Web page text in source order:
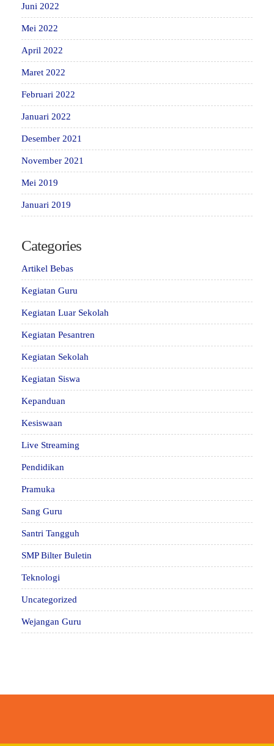
Juni 2022
Mei 2022
April 2022
Maret 2022
Februari 2022
Januari 2022
Desember 2021
November 2021
Mei 2019
Januari 2019
Categories
Artikel Bebas
Kegiatan Guru
Kegiatan Luar Sekolah
Kegiatan Pesantren
Kegiatan Sekolah
Kegiatan Siswa
Kepanduan
Kesiswaan
Live Streaming
Pendidikan
Pramuka
Sang Guru
Santri Tangguh
SMP Bilter Buletin
Teknologi
Uncategorized
Wejangan Guru